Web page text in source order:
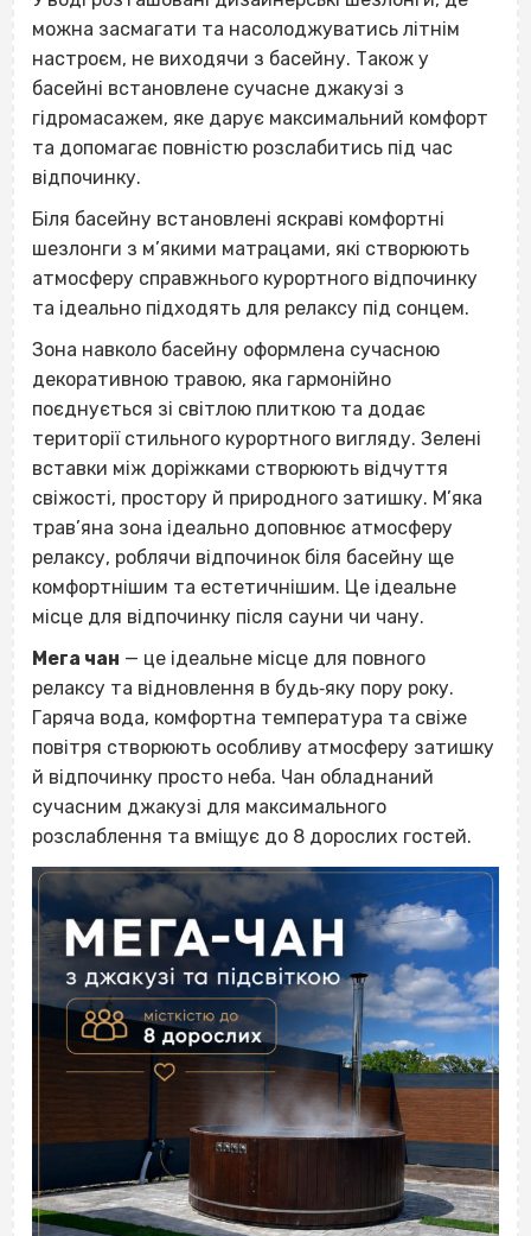
можна засмагати та насолоджуватись літнім
настроєм, не виходячи з басейну. Також у
басейні встановлене сучасне джакузі з
гідромасажем, яке дарує максимальний комфорт
та допомагає повністю розслабитись під час
відпочинку.
Біля басейну встановлені яскраві комфортні
шезлонги з м’якими матрацами, які створюють
атмосферу справжнього курортного відпочинку
та ідеально підходять для релаксу під сонцем.
Зона навколо басейну оформлена сучасною
декоративною травою, яка гармонійно
поєднується зі світлою плиткою та додає
території стильного курортного вигляду. Зелені
вставки між доріжками створюють відчуття
свіжості, простору й природного затишку. М’яка
трав’яна зона ідеально доповнює атмосферу
релаксу, роблячи відпочинок біля басейну ще
комфортнішим та естетичнішим. Це ідеальне
місце для відпочинку після сауни чи чану.
Мега чан — це ідеальне місце для повного
релаксу та відновлення в будь‐яку пору року.
Гаряча вода, комфортна температура та свіже
повітря створюють особливу атмосферу затишку
й відпочинку просто неба. Чан обладнаний
сучасним джакузі для максимального
розслаблення та вміщує до 8 дорослих гостей.